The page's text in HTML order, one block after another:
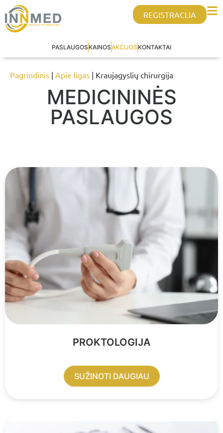
REGISTRACIJA
PASLAUGOS KAINOSAKCIJOS KONTAKTAI
Pagrindinis | Apie ligas | Kraujagyslių chirurgija
MEDICININĖS
PASLAUGOS
PROKTOLOGIJA
SUŽINOTI DAUGIAU